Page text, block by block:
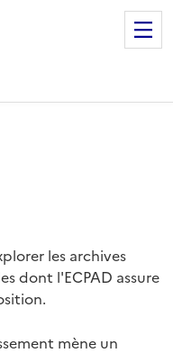
de production
les archives
dont l'ECPAD assure
mène un